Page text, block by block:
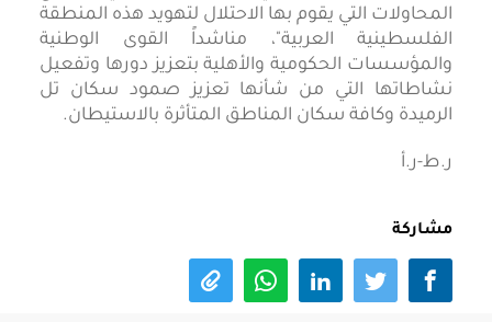
المحاولات التي يقوم بها الاحتلال لتهويد هذه المنطقة
الفلسطينية العربية"، مناشداً القوى الوطنية
والمؤسسات الحكومية والأهلية بتعزيز دورها وتفعيل
نشاطاتها التي من شأنها تعزيز صمود سكان تل
الرميدة وكافة سكان المناطق المتأثرة بالاستيطان.
ر.ط-ر.أ
مشاركة